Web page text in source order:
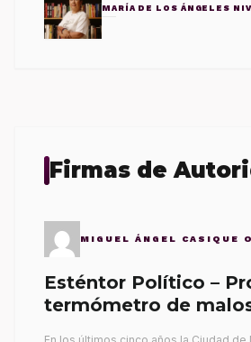
MARÍA DE LOS ÁNGELES
Firmas de
MIGUEL ÁNGEL CASIQUE
Esténtor Político –
termómetro de